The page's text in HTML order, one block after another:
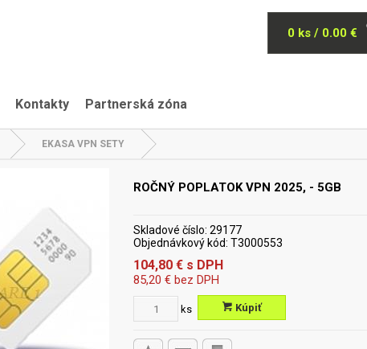
0 ks / 0.00 €
Kontakty Partnerská zóna
EKASA VPN SETY
ROČNÝ POPLATOK VPN 2025, - 5GB
Skladové číslo: 29177
Objednávkový kód: T3000553
104,80 € s DPH
85,20 € bez DPH
ks Kúpiť